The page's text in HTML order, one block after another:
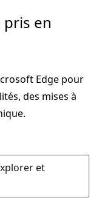
pris en
Edge pour
des mises à
et